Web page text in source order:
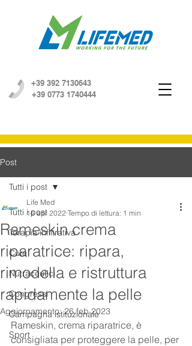
+39 392 7130643
+39 0773 1740444
Post
Tutti i post
Terapia infiltrativa
Cute
Nutraceutici
Congressi
Campagna istituzionale
Sport
Tutti i post
Rameskin crema
riparatrice: ripara,
rimodella e ristruttura
rapidamente la pelle
Life Med
16 apr 2022 Tempo di lettura: 1 min
Aggiornamento:26 feb 2023
Rameskin, crema riparatrice, è
consigliata per proteggere la pelle, per